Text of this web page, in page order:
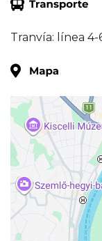
Tranvía: línea 4-